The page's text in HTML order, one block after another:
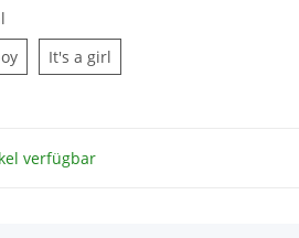
It's a boyIt's a girl
verfügbar